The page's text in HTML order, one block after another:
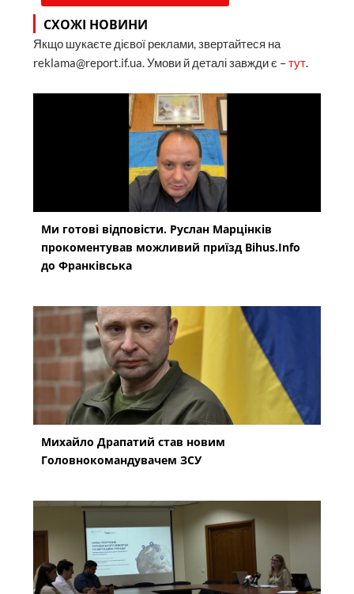
СХОЖІ НОВИНИ
Якщо шукаєте дієвої реклами, звертайтеся на
reklama@report.if.ua. Умови й деталі завжди є –тут.
Ми готові відповісти. Руслан Марцінків
прокоментував можливий приїзд Bihus.Info
до Франківська
Михайло Драпатий став новим
Головнокомандувачем ЗСУ